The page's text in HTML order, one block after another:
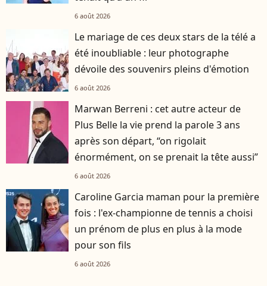
6 août 2026
Le mariage de ces deux stars de la télé a
été inoubliable : leur photographe
dévoile des souvenirs pleins d'émotion
6 août 2026
Marwan Berreni : cet autre acteur de
Plus Belle la vie prend la parole 3 ans
après son départ, “on rigolait
énormément, on se prenait la tête aussi”
6 août 2026
Caroline Garcia maman pour la première
fois : l'ex-championne de tennis a choisi
un prénom de plus en plus à la mode
pour son fils
6 août 2026